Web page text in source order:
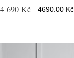
4 690 Kč 4690.00 Kč